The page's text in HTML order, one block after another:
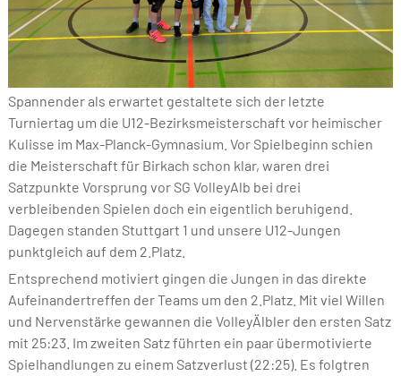
Spannender als erwartet gestaltete sich der letzte
Turniertag um die U12-Bezirksmeisterschaft vor heimischer
Kulisse im Max-Planck-Gymnasium. Vor Spielbeginn schien
die Meisterschaft für Birkach schon klar, waren drei
Satzpunkte Vorsprung vor SG VolleyAlb bei drei
verbleibenden Spielen doch ein eigentlich beruhigend.
Dagegen standen Stuttgart 1 und unsere U12-Jungen
punktgleich auf dem 2.Platz.
Entsprechend motiviert gingen die Jungen in das direkte
Aufeinandertreffen der Teams um den 2.Platz. Mit viel Willen
und Nervenstärke gewannen die VolleyÄlbler den ersten Satz
mit 25:23. Im zweiten Satz führten ein paar übermotivierte
Spielhandlungen zu einem Satzverlust (22:25). Es folgtren